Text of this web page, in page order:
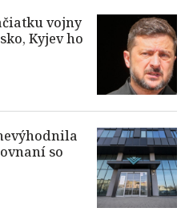
vojny
Kyjev ho
so